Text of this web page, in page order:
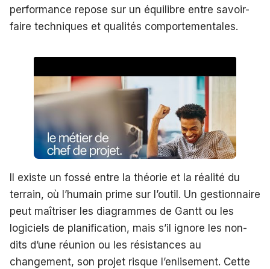
performance repose sur un équilibre entre savoir-
faire techniques et qualités comportementales.
Il existe un fossé entre la théorie et la réalité du
terrain, où l’humain prime sur l’outil. Un gestionnaire
peut maîtriser les diagrammes de Gantt ou les
logiciels de planification, mais s’il ignore les non-
dits d’une réunion ou les résistances au
changement, son projet risque l’enlisement. Cette